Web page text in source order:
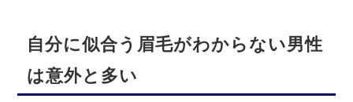
自分に似合う眉毛がわからない男性
は意外と多い